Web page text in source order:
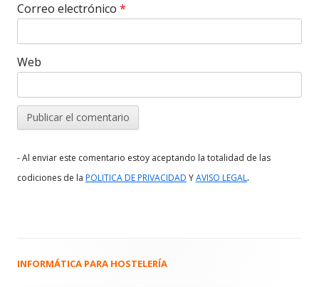
Correo electrónico *
Web
- Al enviar este comentario estoy aceptando la totalidad de las
codiciones de la POLITICA DE PRIVACIDAD YAVISO LEGAL.
Barra
INFORMÁTICA PARA HOSTELERÍA